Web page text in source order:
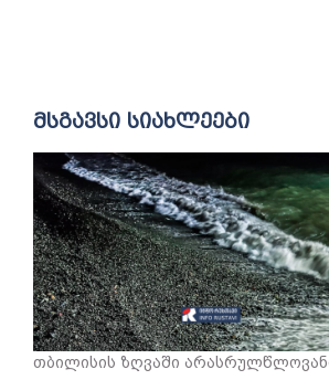
მსგავსი სიახლეები
თბილისის ზღვაში